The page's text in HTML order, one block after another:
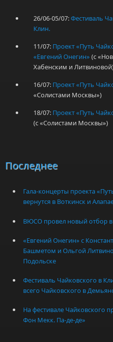
26/06-05/07:Фестиваль
Клин.
11/07: Проект «Путь
«Евгений Онегин» (с
Хабенским и
16/07: Проект «Путь
«Солистами Москвы»)
18/07: Проект «Путь
(с «Солистами Москвы»)
Последнее
Гала-концерты проекта
вернутся в Воткинск и
ВЮСО провел новый отбор в
«Евгений Онегин» с
Башметом и Ольгой
Подольске
Фестиваль Чайковского в
всего Чайковского в
На фестивале Чайковского
Фон Мекк. Па-де-де»